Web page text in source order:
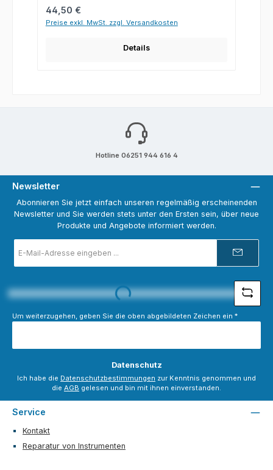
Regulärer Preis:
44,50 €
Preise exkl. MwSt. zzgl. Versandkosten
Details
Hotline 06251 944 616 4
Newsletter
Abonnieren Sie jetzt einfach unseren regelmäßig erscheinenden
Newsletter und Sie werden stets unter den Ersten sein, über neue
Produkte und Angebote informiert werden.
Mail-
Adresse
Loading...
Um weiterzugehen, geben Sie die oben abgebildeten Zeichen ein *
Datenschutz
Ich habe die Datenschutzbestimmungen zur Kenntnis genommen und
die AGB gelesen und bin mit ihnen einverstanden.
Service
Kontakt
Reparatur von Instrumenten